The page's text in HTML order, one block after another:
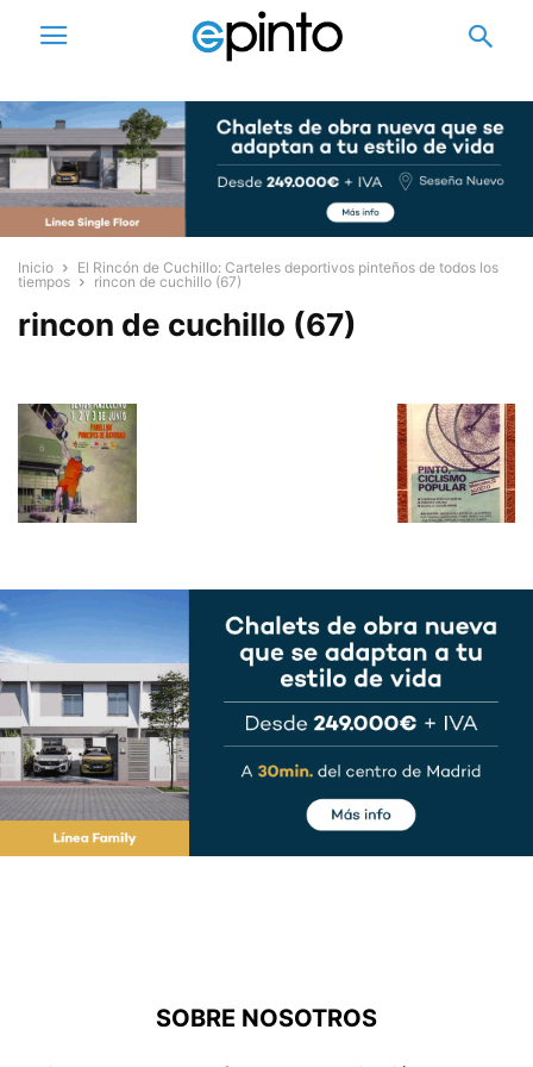
Inicio
El Rincón de Cuchillo: Carteles deportivos pinteños de todos los
tiempos
rincon de cuchillo (67)
rincon de cuchillo (67)
SOBRE NOSOTROS